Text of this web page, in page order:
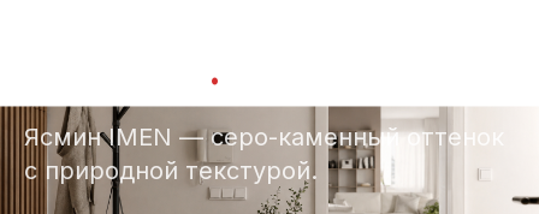
.
Ясмин IMEN — серо-каменный оттенок
с природной текстурой.